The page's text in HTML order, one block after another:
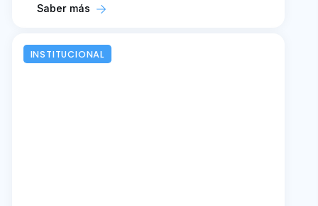
Saber más
INSTITUCIONAL